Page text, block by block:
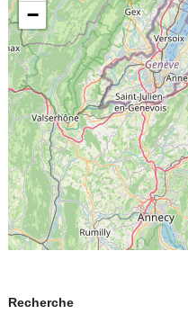
−
Recherche